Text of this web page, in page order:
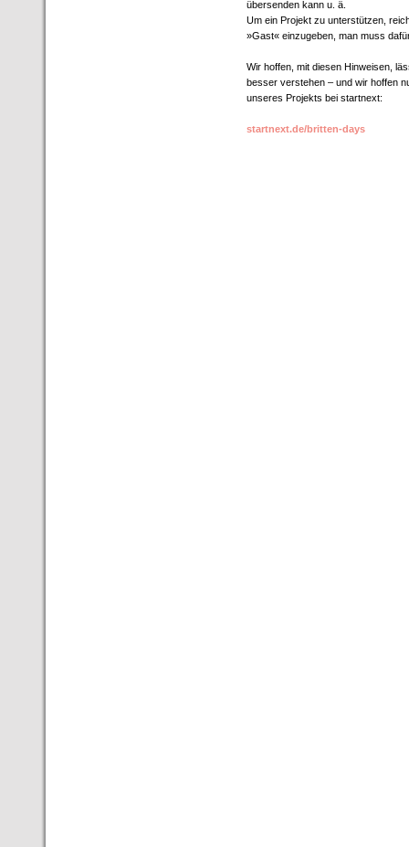
übersenden kann u. ä.
Um ein Projekt zu unterstützen,
»Gast« einzugeben, man muss
Wir hoffen, mit diesen Hinweisen,
besser verstehen – und wir hoffen
unseres Projekts bei startnext:
startnext.de/britten-days